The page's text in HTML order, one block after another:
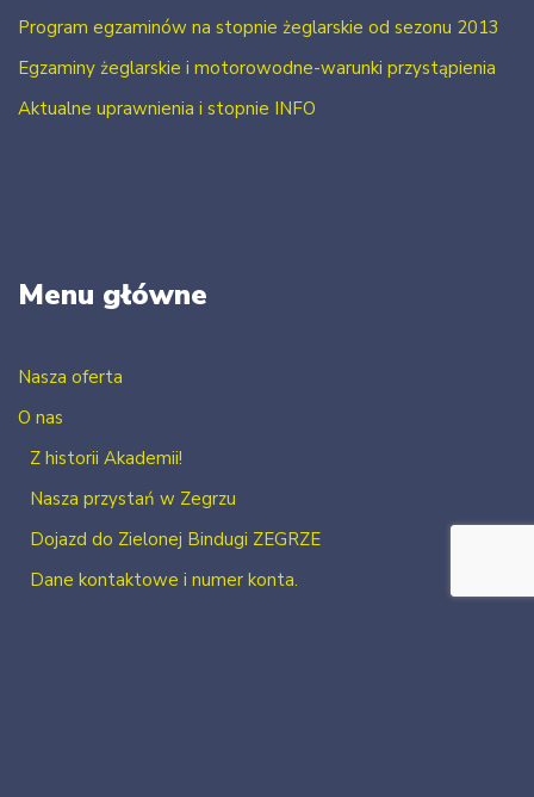
Program egzaminów na stopnie żeglarskie od sezonu 2013
Egzaminy żeglarskie i motorowodne-warunki przystąpienia
Aktualne uprawnienia i stopnie INFO
Menu główne
Nasza oferta
O nas
Z historii Akademii!
Nasza przystań w Zegrzu
Dojazd do Zielonej Bindugi ZEGRZE
Dane kontaktowe i numer konta.